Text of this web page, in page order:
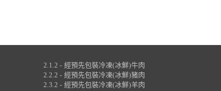
2.1.2 - 經預先包裝冷凍(冰鮮)牛肉
2.2.2 - 經預先包裝冷凍(冰鮮)豬肉
2.3.2 - 經預先包裝冷凍(冰鮮)羊肉